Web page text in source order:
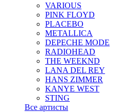
VARIOUS
PINK FLOYD
PLACEBO
METALLICA
DEPECHE MODE
RADIOHEAD
THE WEEKND
LANA DEL REY
HANS ZIMMER
KANYE WEST
STING
Все артисты